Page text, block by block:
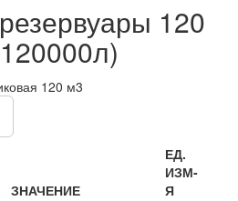
120
ЗНАЧЕНИЕ
ЕД.
ИЗМ-
Я